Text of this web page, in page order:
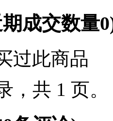
成交数量0
过此商品
，共 1 页。